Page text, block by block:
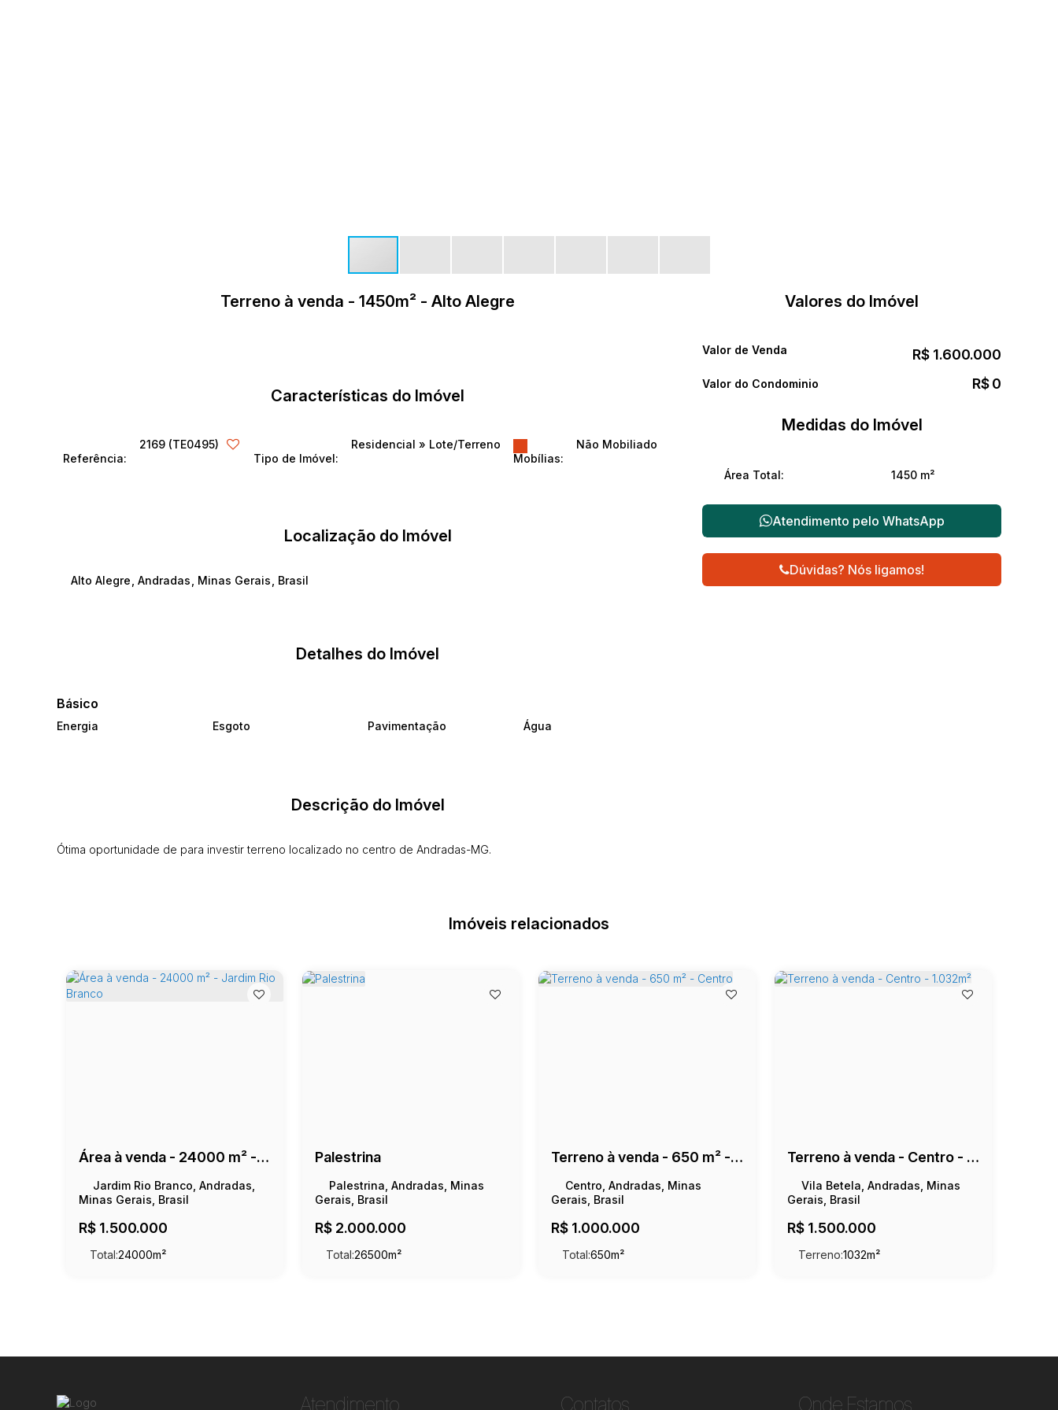
Terreno à venda - 1450m² - Alto Alegre
Características do Imóvel
Referência:
2169 (TE0495)
Tipo de Imóvel:
Residencial » Lote/Terreno
Mobílias:
Não Mobiliado
Localização do Imóvel
Alto Alegre Andradas Minas Gerais Brasil
Detalhes do Imóvel
Básico
Energia Esgoto Pavimentação Água
Descrição do Imóvel
Ótima oportunidade de para investir terreno localizado no centro de Andradas-MG.
Valores do Imóvel
R$ 1.600.000
Valor de Venda
Valor do Condominio R$0
Medidas do Imóvel
Área Total: 1450 m²
Atendimento pelo WhatsApp
Dúvidas? Nós ligamos!
Imóveis relacionados
Área à venda - 24000 m² - Jardim Rio Branco
R$ 1.500.000
Jardim Rio Branco, Andradas,
Minas Gerais, Brasil
Total:24000m²
Palestrina
R$ 2.000.000
Palestrina, Andradas, Minas
Gerais, Brasil
Total:26500m²
Terreno à venda - 650 m² - Centro
R$ 1.000.000
Centro, Andradas, Minas
Gerais, Brasil
Total:650m²
Terreno à venda - Centro - 1.032m²
R$ 1.500.000
Vila Betela, Andradas, Minas
Gerais, Brasil
Terreno:1032m²
Atendimento Contatos Onde Estamos